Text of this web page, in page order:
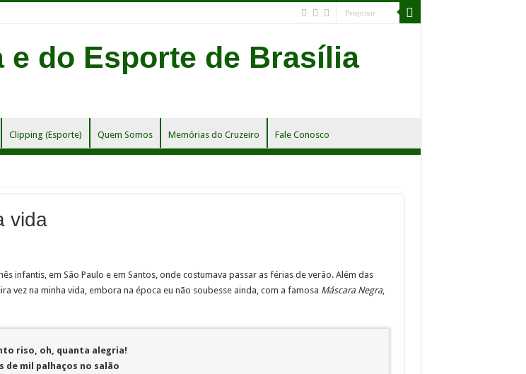
Clipping (Esporte) Quem Somos Memórias do Cruzeiro Fale Conosco
vida
infantis, em São Paulo e em Santos, onde costumava passar as férias de verão. Além das
vez na minha vida, embora na época eu não soubesse ainda, com a famosa Máscara Negra,
riso, oh, quanta alegria!
de mil palhaços no salão